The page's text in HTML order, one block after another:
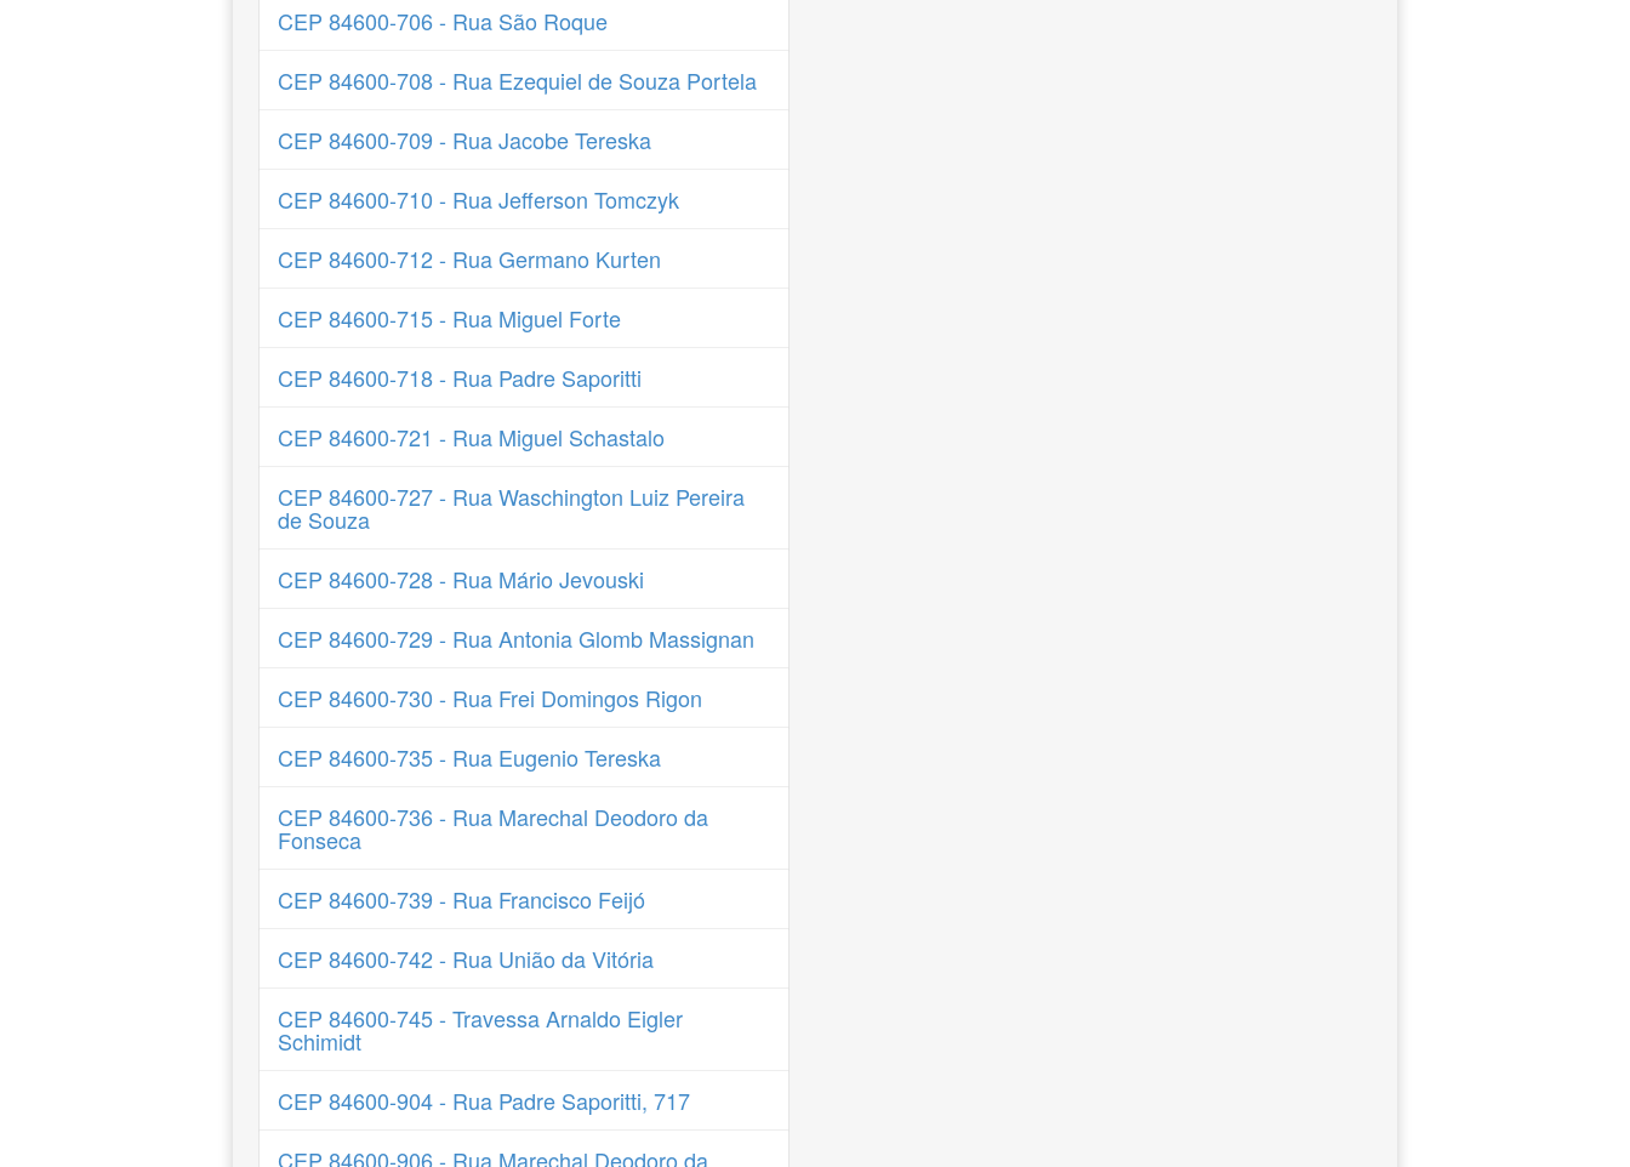
CEP 84600-706 - Rua São Roque
CEP 84600-708 - Rua Ezequiel de Souza Portela
CEP 84600-709 - Rua Jacobe Tereska
CEP 84600-710 - Rua Jefferson Tomczyk
CEP 84600-712 - Rua Germano Kurten
CEP 84600-715 - Rua Miguel Forte
CEP 84600-718 - Rua Padre Saporitti
CEP 84600-721 - Rua Miguel Schastalo
CEP 84600-727 - Rua Waschington Luiz Pereira
de Souza
CEP 84600-728 - Rua Mário Jevouski
CEP 84600-729 - Rua Antonia Glomb Massignan
CEP 84600-730 - Rua Frei Domingos Rigon
CEP 84600-735 - Rua Eugenio Tereska
CEP 84600-736 - Rua Marechal Deodoro da
Fonseca
CEP 84600-739 - Rua Francisco Feijó
CEP 84600-742 - Rua União da Vitória
CEP 84600-745 - Travessa Arnaldo Eigler
Schimidt
CEP 84600-904 - Rua Padre Saporitti, 717
CEP 84600-906 - Rua Marechal Deodoro da